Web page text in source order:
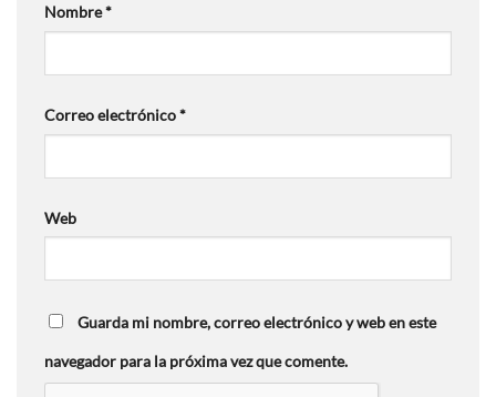
Nombre*
Correo electrónico*
Web
Guarda mi nombre, correo electrónico y web en este
navegador para la próxima vez que comente.